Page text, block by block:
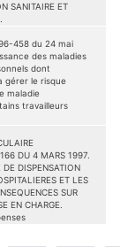
SANITAIRE ET
458 du 24 mai
des maladies
dont
gérer le risque
maladie
travailleurs
DU 4 MARS 1997.
DISPENSATION
ET LES
SUR
EN CHARGE.